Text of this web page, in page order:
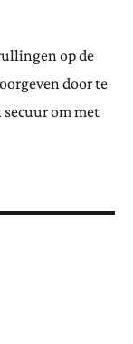
op de
door te
om met